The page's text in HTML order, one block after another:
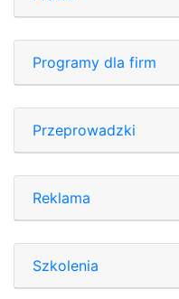
Programy dla firm
Przeprowadzki
Reklama
Szkolenia